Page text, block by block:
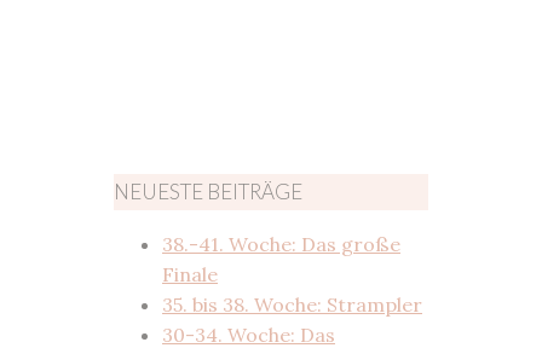
NEUESTE BEITRÄGE
38.-41. Woche: Das große
Finale
35. bis 38. Woche: Strampler
30-34. Woche: Das